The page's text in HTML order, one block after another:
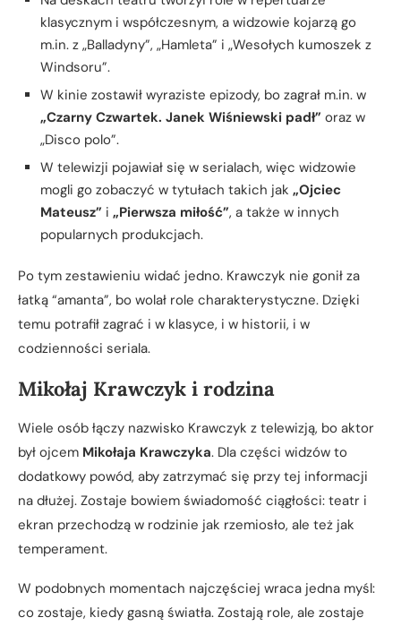
klasycznym i współczesnym, a widzowie kojarzą go
m.in. z „Balladyny”, „Hamleta” i „Wesołych kumoszek z
Windsoru”.
W kinie zostawił wyraziste epizody, bo zagrał m.in. w
„Czarny Czwartek. Janek Wiśniewski padł” oraz w
„Disco polo”.
W telewizji pojawiał się w serialach, więc widzowie
mogli go zobaczyć w tytułach takich jak „Ojciec
Mateusz” i „Pierwsza miłość”, a także w innych
popularnych produkcjach.
Po tym zestawieniu widać jedno. Krawczyk nie gonił za
łatką “amanta”, bo wolał role charakterystyczne. Dzięki
temu potrafił zagrać i w klasyce, i w historii, i w
codzienności seriala.
Mikołaj Krawczyk i rodzina
Wiele osób łączy nazwisko Krawczyk z telewizją, bo aktor
był ojcem Mikołaja Krawczyka. Dla części widzów to
dodatkowy powód, aby zatrzymać się przy tej informacji
na dłużej. Zostaje bowiem świadomość ciągłości: teatr i
ekran przechodzą w rodzinie jak rzemiosło, ale też jak
temperament.
W podobnych momentach najczęściej wraca jedna myśl:
co zostaje, kiedy gasną światła. Zostają role, ale zostaje